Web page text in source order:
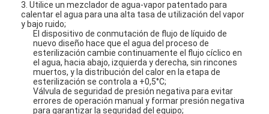
3. Utilice un mezclador de agua-vapor patentado para
calentar el agua para una alta tasa de utilización del vapor
y bajo ruido;
El dispositivo de conmutación de flujo de líquido de
nuevo diseño hace que el agua del proceso de
esterilización cambie continuamente el flujo cíclico en
el agua, hacia abajo, izquierda y derecha, sin rincones
muertos, y la distribución del calor en la etapa de
esterilización se controla a +0,5°C;
Válvula de seguridad de presión negativa para evitar
errores de operación manual y formar presión negativa
para garantizar la seguridad del equipo;